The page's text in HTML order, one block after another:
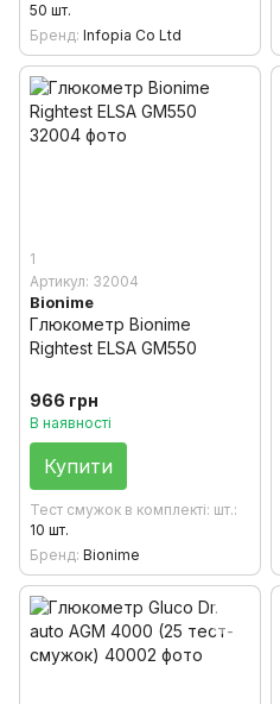
50 шт.
Бренд Infopia Co Ltd
1
Артикул: 32004
Bionime
Глюкометр Bionime
Rightest ELSA GM550
966 грн
В наявності
Купити
Тест смужок в комплекті: шт.
10 шт.
Бренд Bionime